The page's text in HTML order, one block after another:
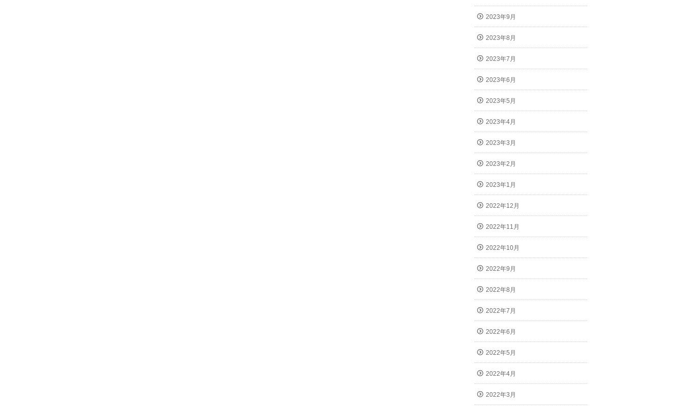
2023年9月
2023年8月
2023年7月
2023年6月
2023年5月
2023年4月
2023年3月
2023年2月
2023年1月
2022年12月
2022年11月
2022年10月
2022年9月
2022年8月
2022年7月
2022年6月
2022年5月
2022年4月
2022年3月